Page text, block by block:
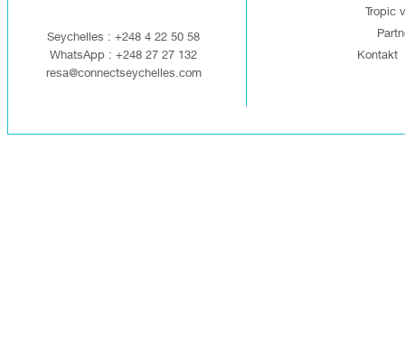
Seychelles : +248 4 22 50 58
WhatsApp : +248 27 27 132
resa@connectseychelles.com
Tropic
Kontakt